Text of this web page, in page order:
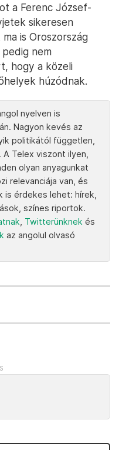
a Ferenc József-
sikeresen
is Oroszország
pedig nem
hogy a közeli
húzódnak.
nyelven is
Nagyon kevés az
politikától független,
Telex viszont ilyen,
olyan anyagunkat
relevanciája van, és
is érdekes lehet: hírek,
színes riportok.
Twitterünknek és
az angolul olvasó